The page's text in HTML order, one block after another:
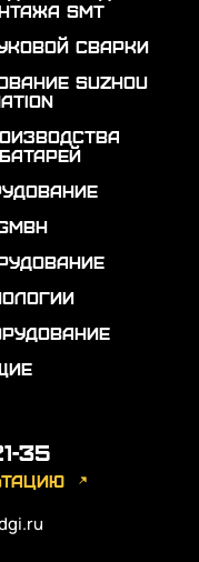
SMT
сварки
Suzhou
35